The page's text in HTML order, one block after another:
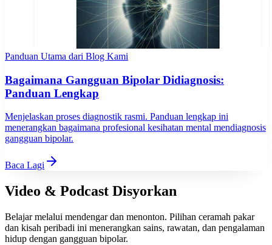
Panduan Utama dari Blog Kami
Bagaimana Gangguan Bipolar Didiagnosis:
Panduan Lengkap
Menjelaskan proses diagnostik rasmi. Panduan lengkap ini
menerangkan bagaimana profesional kesihatan mental mendiagnosis
gangguan bipolar.
Baca Lagi
Video & Podcast Disyorkan
Belajar melalui mendengar dan menonton. Pilihan ceramah pakar
dan kisah peribadi ini menerangkan sains, rawatan, dan pengalaman
hidup dengan gangguan bipolar.